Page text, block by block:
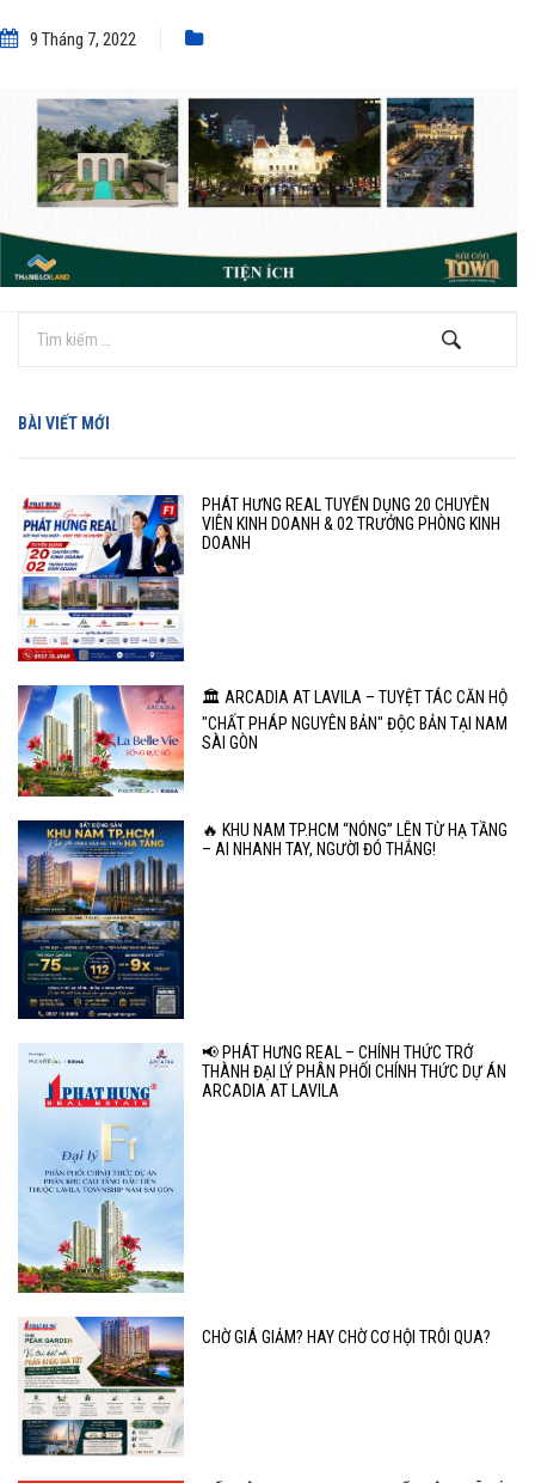
9 Tháng 7, 2022
BÀI VIẾT MỚI
PHÁT HƯNG REAL TUYỂN DỤNG 20 CHUYÊN
VIÊN KINH DOANH & 02 TRƯỞNG PHÒNG KINH
DOANH
🏛️ ARCADIA AT LAVILA – TUYỆT TÁC CĂN HỘ
"CHẤT PHÁP NGUYÊN BẢN" ĐỘC BẢN TẠI NAM
SÀI GÒN
🔥 KHU NAM TP.HCM “NÓNG” LÊN TỪ HẠ TẦNG
– AI NHANH TAY, NGƯỜI ĐÓ THẮNG!
📢 PHÁT HƯNG REAL – CHÍNH THỨC TRỞ
THÀNH ĐẠI LÝ PHÂN PHỐI CHÍNH THỨC DỰ ÁN
ARCADIA AT LAVILA
CHỜ GIÁ GIẢM? HAY CHỜ CƠ HỘI TRÔI QUA?